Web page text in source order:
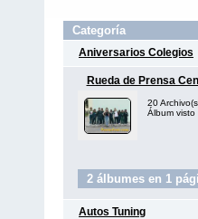
Categoría
Aniversarios Colegios
Rueda de Prensa
20
Álbum visto
2 álbumes en 1
Autos Tuning